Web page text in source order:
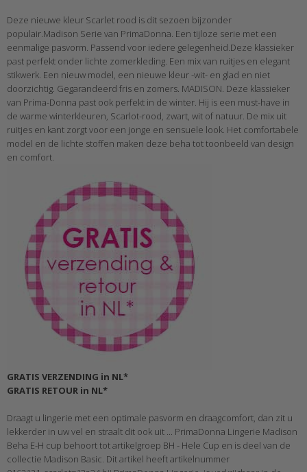
Deze nieuwe kleur Scarlet rood is dit sezoen bijzonder
populair.Madison Serie van PrimaDonna. Een tijloze serie met een
eenmalige pasvorm. Passend voor iedere gelegenheid.Deze klassieker
past perfekt onder lichte zomerkleding. Een mix van ruitjes en elegant
stikwerk. Een nieuw model, een nieuwe kleur -wit- en glad en niet
doorzichtig. Gegarandeerd fris en zomers. MADISON. Deze klassieker
van Prima-Donna past ook perfekt in de winter. Hij is een must-have in
de warme winterkleuren, Scarlot-rood, zwart, wit of natuur. De mix uit
ruitjes en kant zorgt voor een jonge en sensuele look. Het comfortabele
model en de lichte stoffen maken deze beha tot toonbeeld van design
en comfort.
GRATIS VERZENDING in NL*
GRATIS RETOUR in NL*
Draagt u lingerie met een optimale pasvorm en draagcomfort, dan zit u
lekkerder in uw vel en straalt dit ook uit ... PrimaDonna Lingerie Madison
Beha E-H cup behoort tot artikelgroep BH - Hele Cup en is deel van de
collectie Madison Basic. Dit artikel heeft artikelnummer